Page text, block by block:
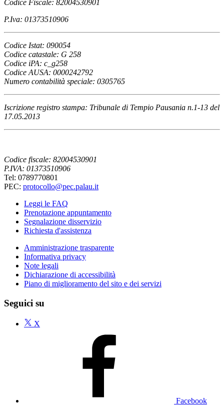
Codice Fiscale: 82004530901
P.Iva: 01373510906
Codice Istat: 090054
Codice catastale: G 258
Codice iPA: c_g258
Codice AUSA: 0000242792
Numero contabilità speciale: 0305765
Iscrizione registro stampa: Tribunale di Tempio Pausania n.1-13 del
17.05.2013
Codice fiscale: 82004530901
P.IVA: 01373510906
Tel: 0789770801
PEC: protocollo@pec.palau.it
Leggi le FAQ
Prenotazione appuntamento
Segnalazione disservizio
Richiesta d'assistenza
Amministrazione trasparente
Informativa privacy
Note legali
Dichiarazione di accessibilità
Piano di miglioramento del sito e dei servizi
Seguici su
X
Facebook